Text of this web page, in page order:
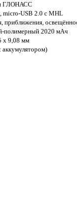
и ГЛОНАСС
micro-USB 2.0 с MHL
приближения,
полимерный 2020 мАч
x 9,08 мм